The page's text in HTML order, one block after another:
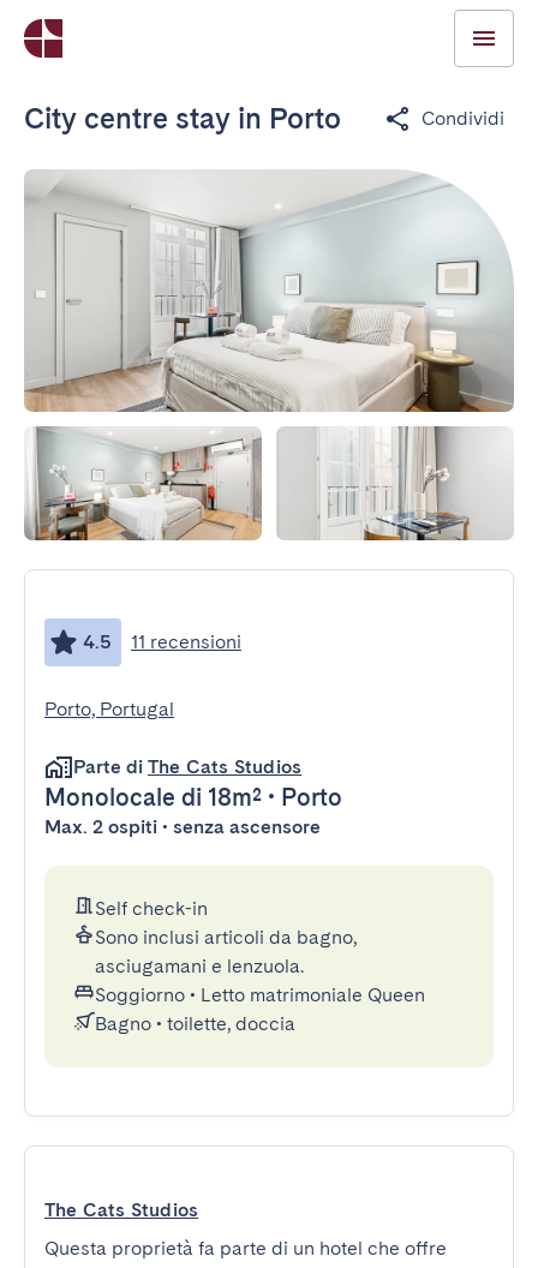
City centre stay in Porto Condividi
4.5 11 recensioni
Porto, Portugal
Parte di The Cats Studios
Monolocale di 18m² • Porto
Max. 2 ospiti • senza ascensore
Self check-in
Sono inclusi articoli da bagno,
asciugamani e lenzuola.
Soggiorno • Letto matrimoniale Queen
Bagno • toilette, doccia
The Cats Studios
Questa proprietà fa parte di un hotel che offre